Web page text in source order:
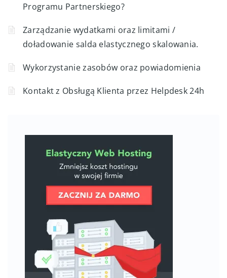
Programu Partnerskiego?
Zarządzanie wydatkami oraz limitami /
doładowanie salda elastycznego skalowania.
Wykorzystanie zasobów oraz powiadomienia
Kontakt z Obsługą Klienta przez Helpdesk 24h